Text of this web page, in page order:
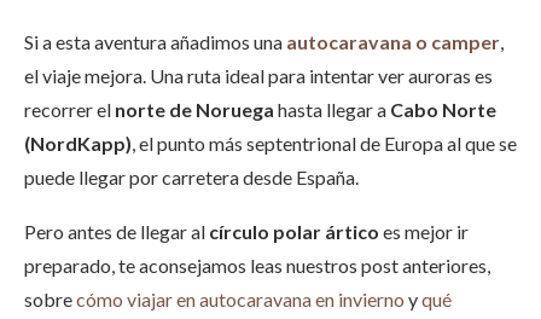
Si a esta aventura añadimos una autocaravana o camper
el viaje mejora. Una ruta ideal para intentar ver auroras es
recorrer el norte de Noruega hasta llegar a Cabo Norte
(NordKapp) , el punto más septentrional de Europa al que se
puede llegar por carretera desde España.
Pero antes de llegar al círculo polar ártico es mejor ir
preparado, te aconsejamos leas nuestros post anteriores,
sobrecómo viajar en autocaravana en invierno yqué